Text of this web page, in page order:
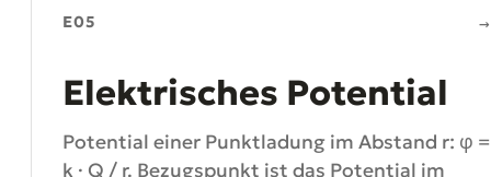
E05 →
Elektrisches Potential
Potential einer Punktladung im Abstand r: φ =
k · Q / r. Bezugspunkt ist das Potential im